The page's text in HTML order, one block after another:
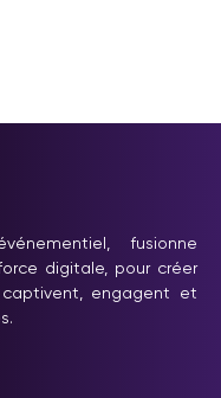
fusionne
digitale, pour créer
engagent et